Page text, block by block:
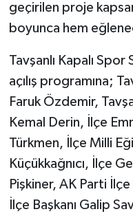
geçirilen proje
boyunca hem
Tavşanlı Kapalı
açılış programına;
Faruk Özdemir,
Kemal Derin, İlçe
Türkmen, İlçe Milli
Küçükkağnıcı, İlçe
Pişkiner, AK Parti
İlçe Başkanı Galip
Yaşam